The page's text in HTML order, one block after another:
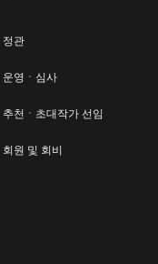
정관
운영ㆍ심사
추천ㆍ초대작가 선임
회원 및 회비